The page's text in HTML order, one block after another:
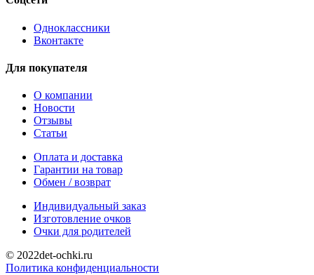
Одноклассники
Вконтакте
Для покупателя
О компании
Новости
Отзывы
Статьи
Оплата и доставка
Гарантии на товар
Обмен / возврат
Индивидуальный заказ
Изготовление очков
Очки для родителей
© 2022det-ochki.ru
Политика конфиденциальности